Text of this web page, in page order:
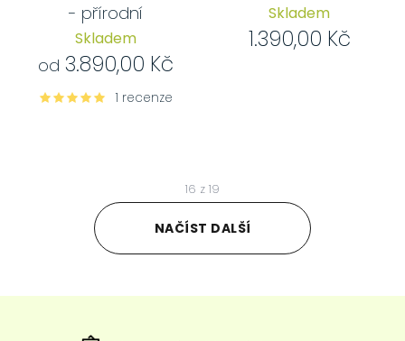
- přírodní
Skladem
od 3.890,00 Kč
1 recenze
Skladem
1.390,00 Kč
16 z 19
NAČÍST DALŠÍ